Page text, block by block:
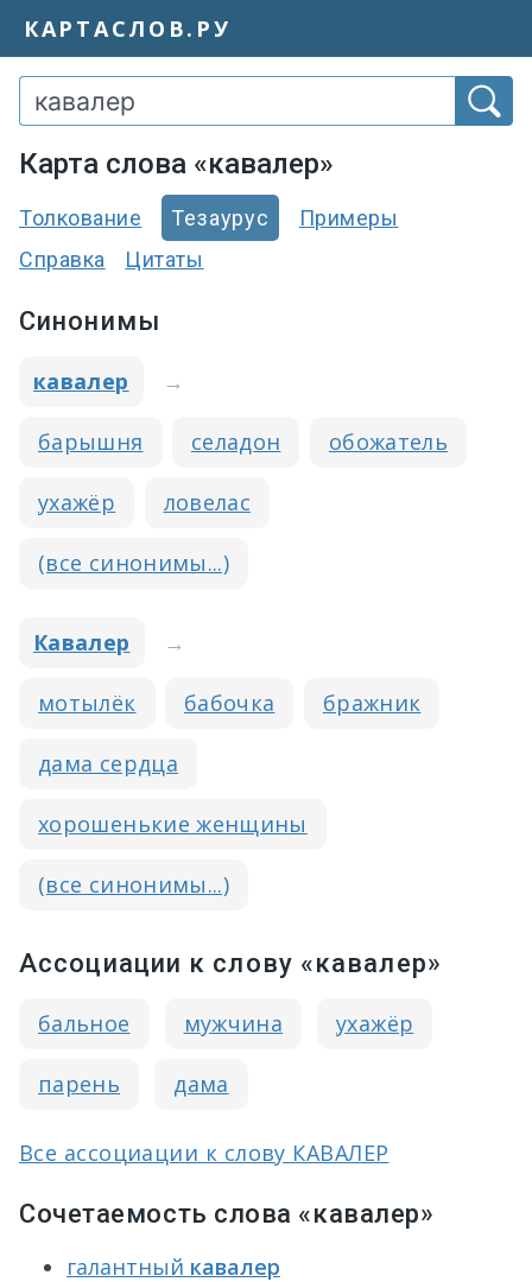
КАРТАСЛОВ.РУ
Карта слова «кавалер»
Толкование Тезаурус
Примеры
Справка
Цитаты
Синонимы
кавалер →
барышня селадон обожатель
ухажёр ловелас
(все синонимы...)
Кавалер →
мотылёк бабочка бражник
дама сердца
хорошенькие женщины
(все синонимы...)
Ассоциации к слову «кавалер»
бальное мужчина ухажёр
парень дама
Все ассоциации к слову КАВАЛЕР
Сочетаемость слова «кавалер»
галантный кавалер